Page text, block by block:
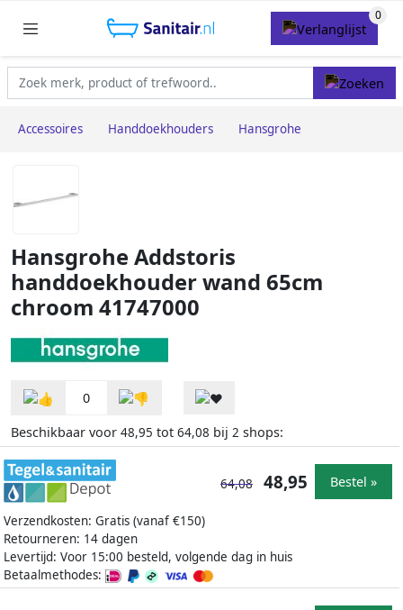
Accessoires Handdoekhouders Hansgrohe
Hansgrohe Addstoris
handdoekhouder wand 65cm
chroom 41747000
0
Beschikbaar voor 48,95 tot 64,08 bij 2 shops:
Verzendkosten: Gratis (vanaf €150)
Retourneren: 14 dagen
Levertijd: Voor 15:00 besteld, volgende dag in huis
Betaalmethodes:
64,08 48,95 Bestel »